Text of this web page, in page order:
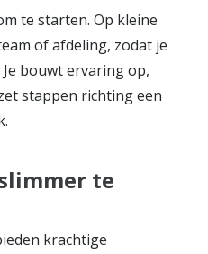
te starten. Op kleine
of afdeling, zodat je
bouwt ervaring op,
stappen richting een
te
krachtige